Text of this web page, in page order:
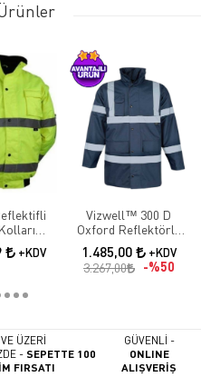
+KDV
Vizwell™ 300 D
Oxford Reflektörlü
İçi Kapitoneli Lacivert
Parka
1.485,00 +KDV
3.267,00 %50
ÜZERİ
-SEPETTE 100
FIRSATI
GÜVENLİ -
ONLINE
ALIŞVERİŞ